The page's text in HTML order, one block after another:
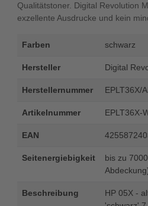
Qualitätstoner. Digital Revolution
exzellente Ausdrucke und kein
Farben schwarz
Hersteller Digital
Herstellernummer EPLT36X/
Artikelnummer EPLT36X-
EAN
Seitenergiebigkeit
bis zu
Beschreibung
HP 05X -